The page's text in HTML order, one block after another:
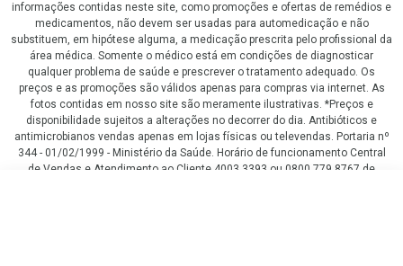
informações contidas neste site, como promoções e ofertas de remédios e
medicamentos, não devem ser usadas para automedicação e não
substituem, em hipótese alguma, a medicação prescrita pelo profissional da
área médica. Somente o médico está em condições de diagnosticar
qualquer problema de saúde e prescrever o tratamento adequado. Os
preços e as promoções são válidos apenas para compras via internet. As
fotos contidas em nosso site são meramente ilustrativas. *Preços e
disponibilidade sujeitos a alterações no decorrer do dia. Antibióticos e
antimicrobianos vendas apenas em lojas físicas ou televendas. Portaria nº
344 - 01/02/1999 - Ministério da Saúde. Horário de funcionamento Central
de Vendas e Atendimento ao Cliente 4003 3393 ou 0800 779 8767 de